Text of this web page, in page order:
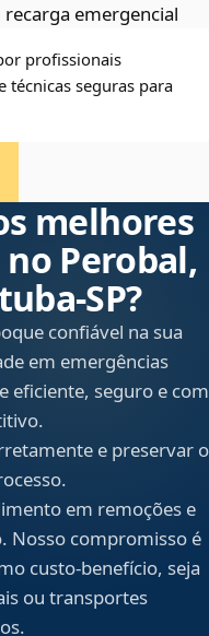
emergencial
profissionais
técnicas seguras para
melhores
Perobal,
confiável na sua
em emergências
eficiente, seguro e com
e preservar o
em remoções e
Nosso compromisso é
custo-benefício, seja
ou transportes